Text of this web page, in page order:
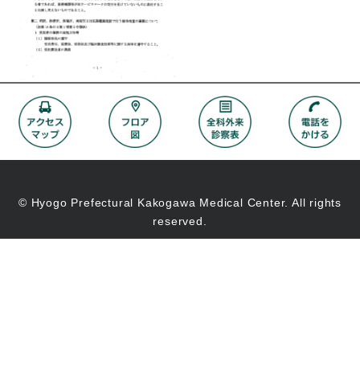
© Hyogo Prefectural Kakogawa Medical Center. All rights
reserved.